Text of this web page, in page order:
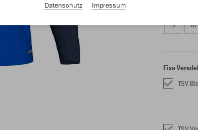
S M
Fixe
TSV
Datenschutz Impressum